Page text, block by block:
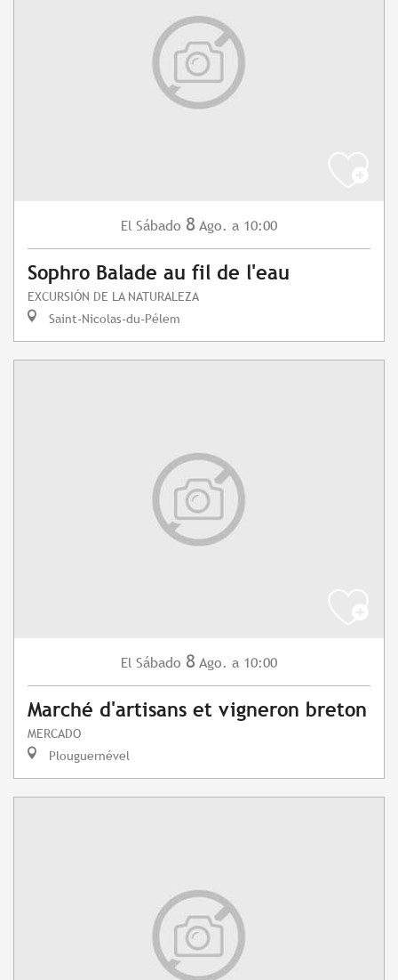
El Sábado 8 Ago. a 10:00
Sophro Balade au fil de l'eau
EXCURSIÓN DE LA NATURALEZA
Saint-Nicolas-du-Pélem
El Sábado 8 Ago. a 10:00
Marché d'artisans et vigneron breton
MERCADO
Plouguernével